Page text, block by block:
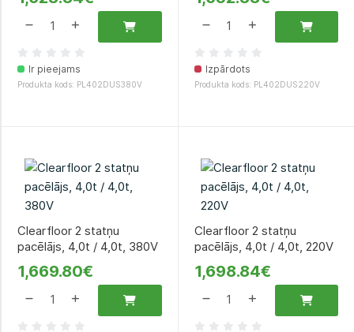
Ir pieejams
Produkta kods: PL402DUS380V
Izpārdots
Produkta kods: PL402DUS220V
Clearfloor 2 statņu
pacēlājs, 4,0t / 4,0t, 380V
1,669.80€
Clearfloor 2 statņu
pacēlājs, 4,0t / 4,0t, 220V
1,698.84€